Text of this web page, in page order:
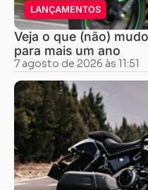
LANÇAMENTOS
Veja o que (não)
para mais um ano
7 agosto de 2026 às 11:51